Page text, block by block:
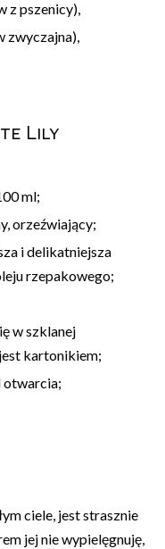
z pszenicy),
zwyczajna),
Lily
ml;
orzeźwiający;
i delikatniejsza
rzepakowego;
w szklanej
kartonikiem;
otwarcia;
ciele, jest strasznie
jej nie wypielęgnuję,